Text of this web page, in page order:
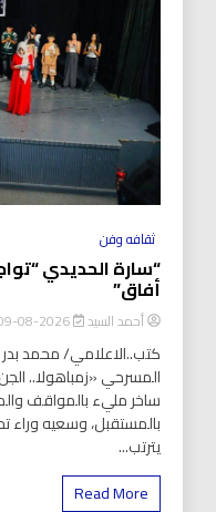
ثقافه وفن
“سارة الحديدي
أفاق”
أحمد السيد 2026-08-09
كتب..الاعلامي/ محمد
المسرحي «زمباهولا..
ساخر مليء بالمواقف
بالمستقبل، وسعيه وراء
يترتب...
Read More